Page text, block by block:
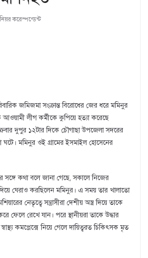
করেস্পন্ডেন্ট
জমিজমা সংক্রান্ত বিরোধের জের ধরে মমিনুর
লীগ কর্মীকে কুপিয়ে হত্যা করেছে
দুপুর ১২টার দিকে চৌগাছা উপজেলা সদরের
ঘটে। মমিনুর ওই গ্রামের ইসমাইল হোসেনের
সঙ্গে কথা বলে জানা গেছে, সকালে নিজের
ঘেরাও করছিলেন মমিনুর। এ সময় তার খালাতো
নেতৃত্বে সন্ত্রাসীরা দেশীয় অস্ত্র দিয়ে তাকে
রেখে যান। পরে স্থানীয়রা তাকে উদ্ধার
কমপ্লেক্সে নিয়ে গেলে দায়িত্বরত চিকিৎসক মৃত